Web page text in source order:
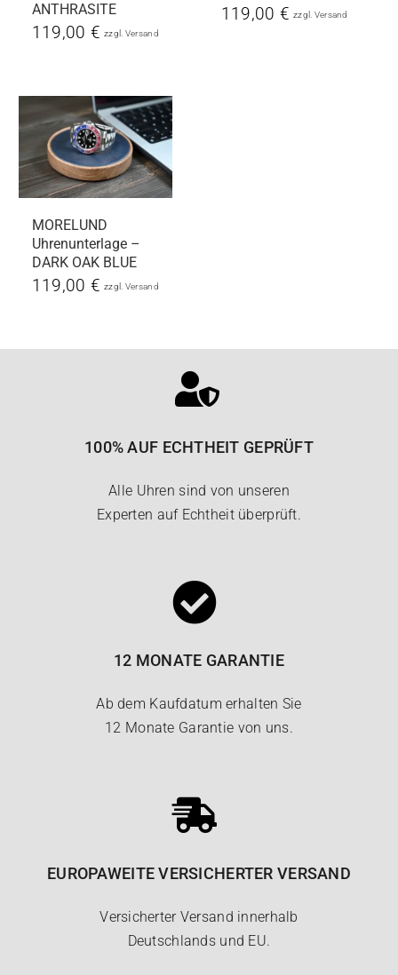
ANTHRASITE
119,00 € zzgl. Versand
119,00 € zzgl. Versand
MORELUND
Uhrenunterlage –
DARK OAK BLUE
119,00 € zzgl. Versand
100% AUF ECHTHEIT GEPRÜFT
Alle Uhren sind von unseren
Experten auf Echtheit überprüft.
12 MONATE GARANTIE
Ab dem Kaufdatum erhalten Sie
12 Monate Garantie von uns.
EUROPAWEITE VERSICHERTER VERSAND
Versicherter Versand innerhalb
Deutschlands und EU.